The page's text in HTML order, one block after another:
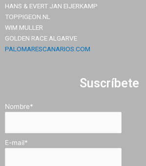
HANS & EVERT JAN EIJERKAMP
TOPPIGEON.NL
WIM MULLER
GOLDEN RACE ALGARVE
PALOMARESCANARIOS.COM
Suscríbete
Nombre*
E-mail*